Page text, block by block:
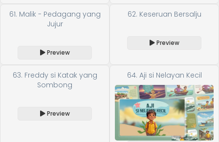
61. Malik - Pedagang yang
Jujur
Preview
62. Keseruan Bersalju
Preview
63. Freddy si Katak yang
Sombong
Preview
64. Aji si Nelayan Kecil